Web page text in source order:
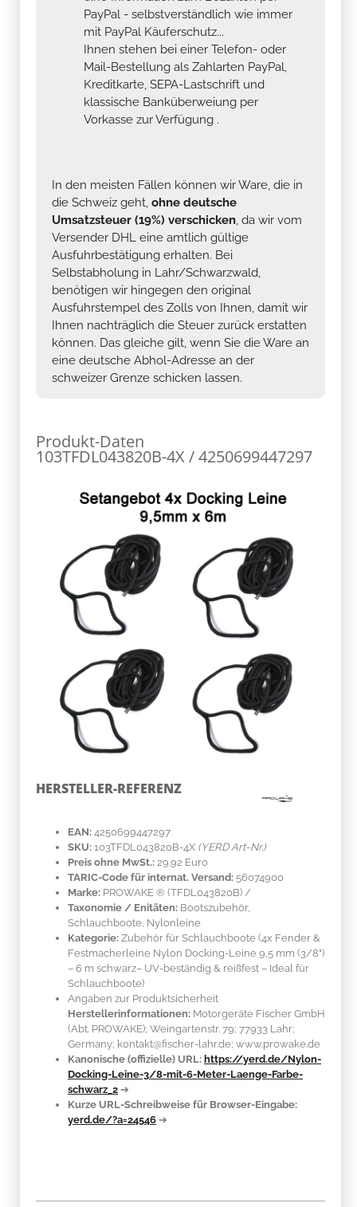
PayPal - selbstverständlich wie immer
mit PayPal Käuferschutz...
Ihnen stehen bei einer Telefon- oder
Mail-Bestellung als Zahlarten PayPal,
Kreditkarte, SEPA-Lastschrift und
klassische Banküberweiung per
Vorkasse zur Verfügung .
In den meisten Fällen können wir Ware, die in
die Schweiz geht, ohne deutsche
Umsatzsteuer (19%) verschicken, da wir vom
Versender DHL eine amtlich gültige
Ausfuhrbestätigung erhalten. Bei
Selbstabholung in Lahr/Schwarzwald,
benötigen wir hingegen den original
Ausfuhrstempel des Zolls von Ihnen, damit wir
Ihnen nachträglich die Steuer zurück erstatten
können. Das gleiche gilt, wenn Sie die Ware an
eine deutsche Abhol-Adresse an der
schweizer Grenze schicken lassen.
Produkt-Daten
103TFDL043820B-4X / 4250699447297
HERSTELLER-REFERENZ
EAN: 4250699447297
SKU: 103TFDL043820B-4X (YERD Art-Nr.)
Preis ohne MwSt.: 29.92 Euro
TARIC-Code für internat. Versand: 56074900
Marke: PROWAKE ® (TFDL043820B) /
Taxonomie / Enitäten: Bootszubehör,
Schlauchboote, Nylonleine
Kategorie: Zubehör für Schlauchboote (4x Fender &
Festmacherleine Nylon Docking-Leine 9,5 mm (3/8")
– 6 m schwarz– UV-beständig & reißfest – Ideal für
Schlauchboote)
Angaben zur Produktsicherheit
Herstellerinformationen: Motorgeräte Fischer GmbH
(Abt. PROWAKE); Weingartenstr. 79; 77933 Lahr;
Germany; kontakt@fischer-lahr.de; www.prowake.de
Kanonische (offizielle) URL: https://yerd.de/Nylon-
Docking-Leine-3/8-mit-6-Meter-Laenge-Farbe-
schwarz_2 ➔
Kurze URL-Schreibweise für Browser-Eingabe:
yerd.de/?a=24546 ➔